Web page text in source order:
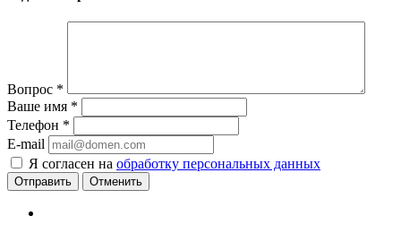
Вопрос *
Ваше имя *
Телефон *
E-mail
Я согласен на обработку персональных данных
Отменить